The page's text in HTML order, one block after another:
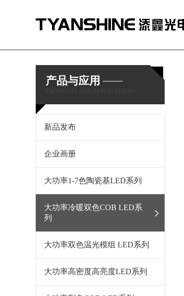
产品与应用
新品发布
企业画册
大功率1-7色陶瓷基LED系列
大功率冷暖双色COB LED系
列
大功率双色温光模组 LED系列
大功率高密度高亮度LED系列